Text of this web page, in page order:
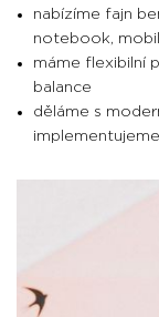
nabízíme fajn
notebook,
máme flexibilní
balance
děláme s